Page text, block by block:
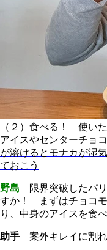
（２）食べる！ 使い
アイスやセンターチョ
が溶けるとモナカが湿
ておこう
野島 限界突破したパ
すか！ まずはチョコモ
り、中身のアイスを食
助手 案外キレイに割れ